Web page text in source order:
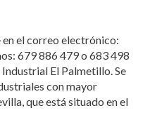
el correo electrónico:
679 886 479 o 683 498
El Palmetillo. Se
con mayor
que está situado en el